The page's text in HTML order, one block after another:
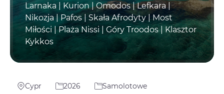
Larnaka | Kurion | Omodos | Lefkara |
Nikozja | Pafos | Skała Afrodyty | Most
Miłości | Plaża Nissi | Góry Troodos | Klasztor
Kykkos
Cypr 2026
Samolotowe